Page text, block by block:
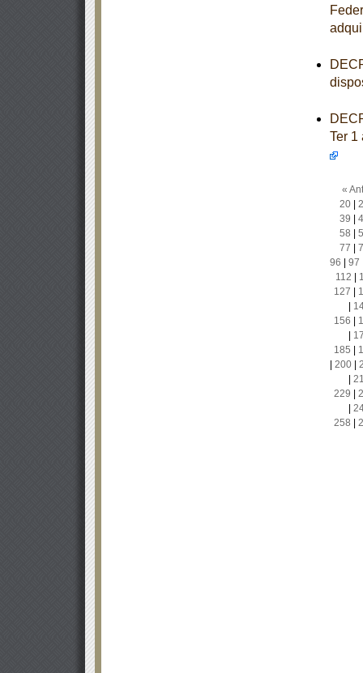
Ter 1
«
20|
39
58
77
96
97
112
127
156
185
200|
229
258